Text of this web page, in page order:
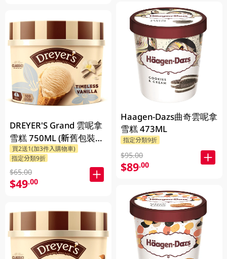
DREYER'S Grand 雲呢拿
雪糕 750ML (新舊包裝隨
機發貨)
買2送1(加3件入購物車)
指定分類9折
$65.00
$49.00
Haagen-Dazs曲奇雲呢拿
雪糕 473ML
指定分類9折
$95.00
$89.00